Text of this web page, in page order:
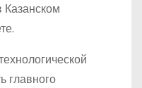
главного